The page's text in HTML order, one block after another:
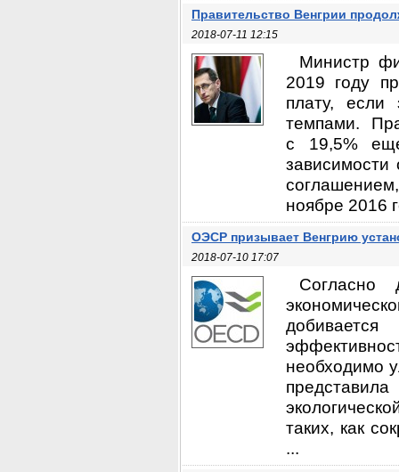
Правительство Венгрии
2018-07-11 12:15
Министр
2019 году
плату, если
темпами.
с 19,5%
зависимости
ноябре 2016
ОЭСР призывает Венгрию
2018-07-10 17:07
Согласно
необходимо
представила
таких, как
...